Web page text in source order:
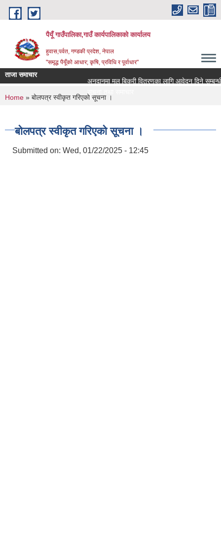
Skip to main content
पैयूँ गाउँपालिका,गाउँ कार्यपालिकाको कार्यालय
हुवास,पर्वत, गण्डकी प्रदेश, नेपाल
"समृद्ध पैयूँको आधार; कृषि, प्रविधि र पूर्वाधार"
ताजा समाचार
अनुदानमा मल बिक्री वितरणका लागि आवेदन दिने सम्बन्धी
सूचना तथा समाचार
You are here
Home » बोलपत्र स्वीकृत गरिएको सूचना ।
बोलपत्र स्वीकृत गरिएको सूचना ।
Submitted on: Wed, 01/22/2025 - 12:45